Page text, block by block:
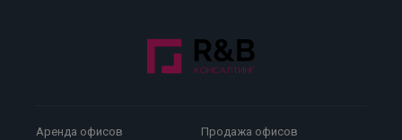
Аренда офисов
Продажа офисов